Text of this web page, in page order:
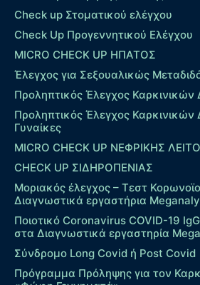
Check up Στοματικού ελέγχου
Check Up Προγεννητικού Ελέγχου
MICRO CHECK UP HΠΑΤΟΣ
Έλεγχος για Σεξουαλικώς
Προληπτικός Έλεγχος Καρκινικών
Προληπτικός Έλεγχος Καρκινικών
Γυναίκες
MICRO CHECK UP ΝΕΦΡΙΚΗΣ
CHECK UP ΣΙΔΗΡΟΠΕΝΙΑΣ
Μοριακός έλεγχος – Τεστ
Διαγνωστικά εργαστήρια
Ποιοτικό Coronavirus COVID-19
στα Διαγνωστικά εργαστηρία
Σύνδρομο Long Covid ή Post Covid
Πρόγραμμα Πρόληψης για τον